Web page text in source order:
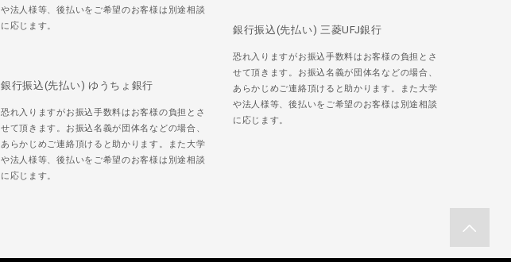
や法人様等、後払いをご希望のお客様は別途相談
に応じます。
銀行振込(先払い) 三菱UFJ銀行
恐れ入りますがお振込手数料はお客様の負担とさ
せて頂きます。お振込名義が団体名などの場合、
あらかじめご連絡頂けると助かります。また大学
や法人様等、後払いをご希望のお客様は別途相談
に応じます。
銀行振込(先払い) ゆうちょ銀行
恐れ入りますがお振込手数料はお客様の負担とさ
せて頂きます。お振込名義が団体名などの場合、
あらかじめご連絡頂けると助かります。また大学
や法人様等、後払いをご希望のお客様は別途相談
に応じます。